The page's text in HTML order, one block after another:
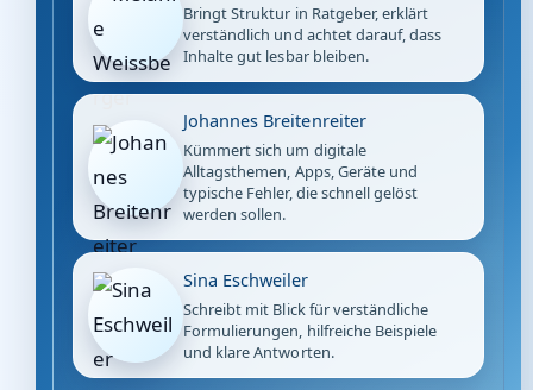
Bringt Struktur in Ratgeber, erklärt
verständlich und achtet darauf, dass
Inhalte gut lesbar bleiben.
Johannes Breitenreiter
Kümmert sich um digitale
Alltagsthemen, Apps, Geräte und
typische Fehler, die schnell gelöst
werden sollen.
Sina Eschweiler
Schreibt mit Blick für verständliche
Formulierungen, hilfreiche Beispiele
und klare Antworten.